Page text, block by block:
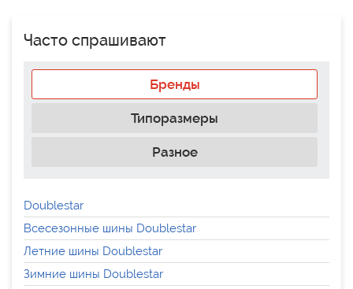
Часто спрашивают
Бренды
Типоразмеры
Разное
Doublestar
Всесезонные шины Doublestar
Летние шины Doublestar
Зимние шины Doublestar